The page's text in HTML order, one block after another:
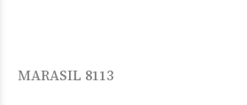
MARASIL 8113